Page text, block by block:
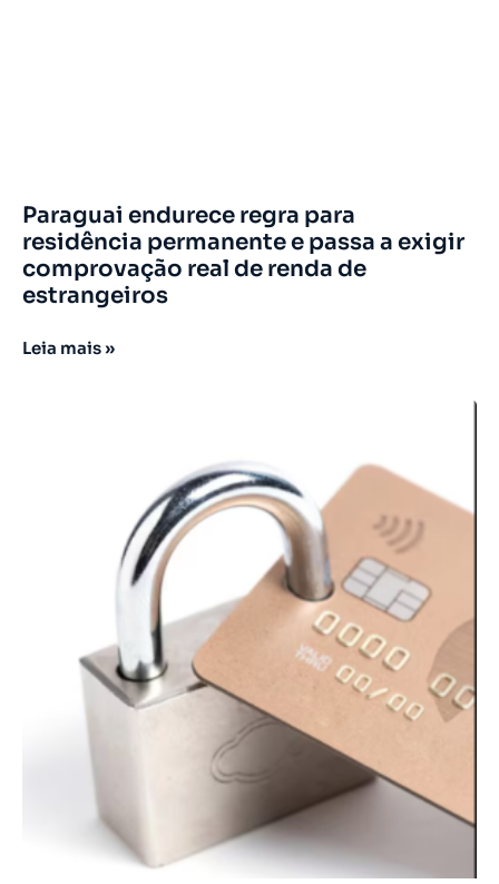
Paraguai endurece regra para
residência permanente e passa a exigir
comprovação real de renda de
estrangeiros
Leia mais »